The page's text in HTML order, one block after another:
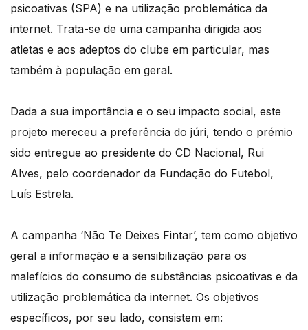
psicoativas (SPA) e na utilização problemática da
internet. Trata-se de uma campanha dirigida aos
atletas e aos adeptos do clube em particular, mas
também à população em geral.
Dada a sua importância e o seu impacto social, este
projeto mereceu a preferência do júri, tendo o prémio
sido entregue ao presidente do CD Nacional, Rui
Alves, pelo coordenador da Fundação do Futebol,
Luís Estrela.
A campanha ‘Não Te Deixes Fintar’, tem como objetivo
geral a informação e a sensibilização para os
malefícios do consumo de substâncias psicoativas e da
utilização problemática da internet. Os objetivos
específicos, por seu lado, consistem em: